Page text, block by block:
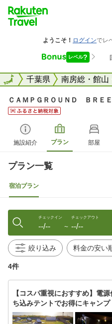
全国千葉県 南房総・館山
全国
ＣＡＭＰＧＲＯＵＮＤ ＢＲＥ
施設紹介 プラン 部屋
プラン一覧
宿泊プラン
チェックイン
--/-- 〜
チェックアウト
--/--
絞り込み
4件
【コスパ重視におすすめ】電
ち込みテントでお得にキャンプ